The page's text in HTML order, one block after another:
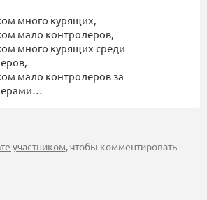
много курящих,
мало контролеров,
много курящих среди
мало контролеров за
участником, чтобы комментировать